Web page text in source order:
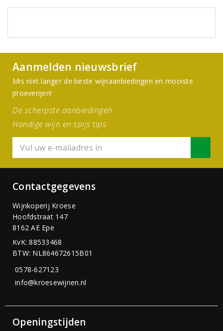
Aanmelden nieuwsbrief
Mis niet langer de beste wijnaanbiedingen en mooiste
proeverijen!
De scherpste aanbiedingen
Handige wijn en spijs tips
Contactgegevens
Wijnkoperij Kroese
Hoofdstraat 147
8162 AE Epe
KvK: 88533468
BTW: NL864672615B01
0578-627123
info@kroesewijnen.nl
Openingstijden